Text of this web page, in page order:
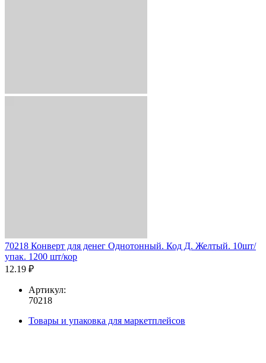
70218 Конверт для денег Однотонный. Код Д. Желтый. 10шт/
упак. 1200 шт/кор
12.19 ₽
Артикул:
70218
Товары и упаковка для маркетплейсов